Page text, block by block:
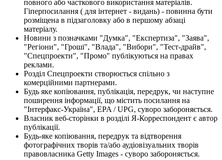
повного або часткового використання матеріалів.
Гіперпосилання ( для інтернет - видань) - повинна бути
розміщена в підзаголовку або в першому абзаці
матеріалу.
Новини з позначками "Думка", "Експертиза", "Заява",
"Регіони", "Гроші", "Влада", "Вибори", "Тест-драйв",
"Спецпроекти", "Промо" публікуються на правах
реклами.
Розділ Спецпроекти створюється спільно з
комерційними партнерами.
Будь яке копіювання, публікація, передрук, чи наступне
поширення інформації, що містить посилання на
"Інтерфакс-Україна", EPA / UPG, суворо забороняється.
Власник веб-сторінки в розділі Я-Корреспондент є автор
публікації.
Будь-яке копіювання, передрук та відтворення
фотографічних творів та/або аудіовізуальних творів
правовласника Getty Images - суворо забороняється.